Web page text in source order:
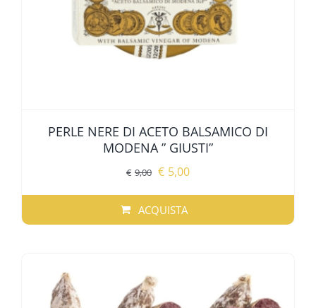
PERLE NERE DI ACETO BALSAMICO DI
MODENA ” GIUSTI”
€ 9,00 Il
originale
era:
€ 5,00Il
è:
ACQUISTA